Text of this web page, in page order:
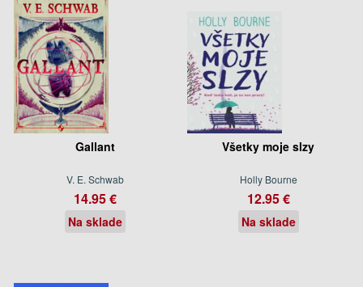
Gallant
V. E. Schwab
14.95 €
Na sklade
Všetky moje slzy
Holly Bourne
12.95 €
Na sklade